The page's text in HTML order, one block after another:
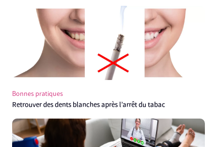
Bonnes pratiques
Retrouver des dents blanches après l’arrêt du tabac